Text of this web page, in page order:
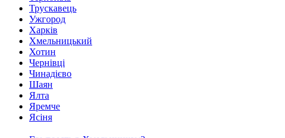
Трускавець
Ужгород
Харків
Хмельницький
Хотин
Чернівці
Чинадієво
Шаян
Ялта
Яремче
Ясіня